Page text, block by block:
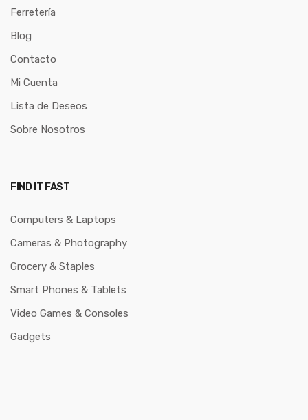
Ferretería
Blog
Contacto
Mi Cuenta
Lista de Deseos
Sobre Nosotros
FIND IT FAST
Computers & Laptops
Cameras & Photography
Grocery & Staples
Smart Phones & Tablets
Video Games & Consoles
Gadgets